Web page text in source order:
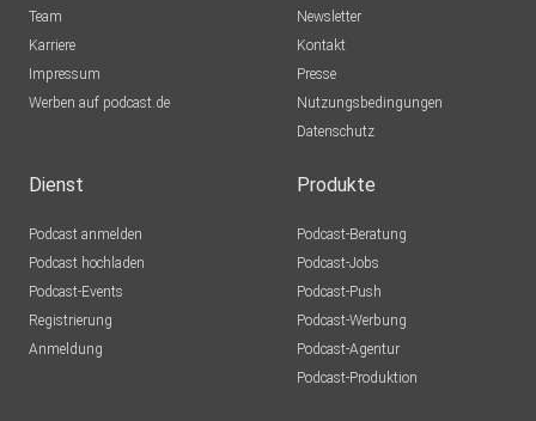
Team
Karriere
Impressum
Werben auf podcast.de
Newsletter
Kontakt
Presse
Nutzungsbedingungen
Datenschutz
Dienst
Podcast anmelden
Podcast hochladen
Podcast-Events
Registrierung
Anmeldung
Produkte
Podcast-Beratung
Podcast-Jobs
Podcast-Push
Podcast-Werbung
Podcast-Agentur
Podcast-Produktion